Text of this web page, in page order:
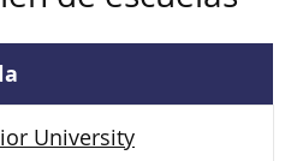
University